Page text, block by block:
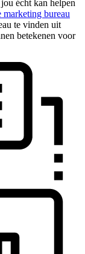
écht kan helpen
marketing bureau
te vinden uit
betekenen voor